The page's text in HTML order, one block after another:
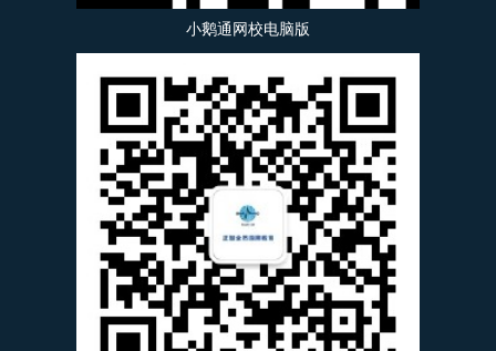
小鹅通网校电脑版